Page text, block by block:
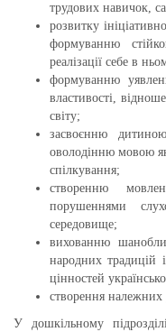
трудових навичок,
розвитку
формуванню
реалізації себе в
формуванню
властивості,
світу;
засвоєнню
оволодінню мовою
спілкування;
створенню
порушеннями
середовище;
вихованню
народних традицій
цінностей
створення належних
У дошкільному